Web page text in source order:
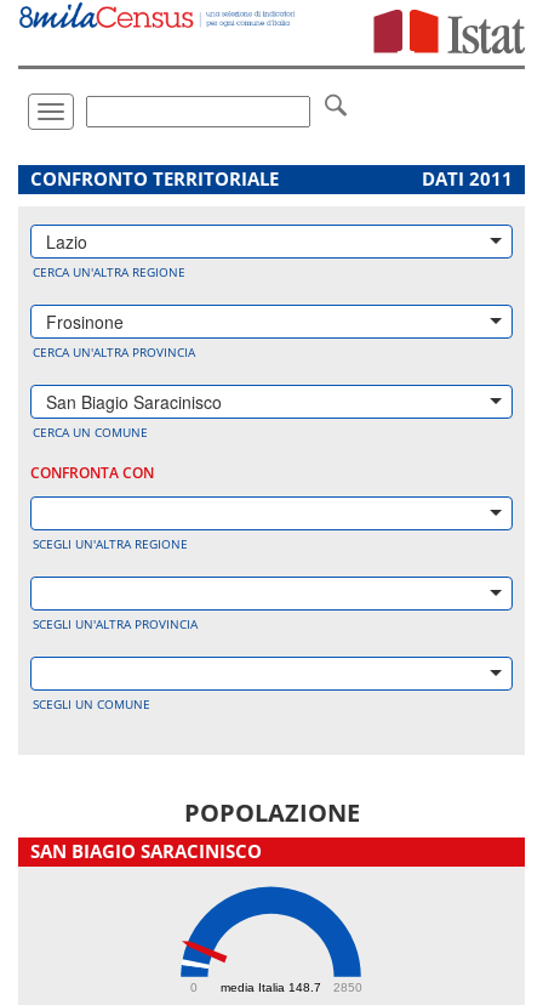
Vai
direttamente
Toggle
navigation
.
CONFRONTO TERRITORIALE DATI 2011
Lazio
CERCA UN'ALTRA REGIONE
Frosinone
CERCA UN'ALTRA PROVINCIA
San Biagio Saracinisco
CERCA UN COMUNE
CONFRONTA CON
SCEGLI UN'ALTRA REGIONE
SCEGLI UN'ALTRA PROVINCIA
SCEGLI UN COMUNE
POPOLAZIONE
SAN BIAGIO SARACINISCO
media Italia 148.7
0 2850